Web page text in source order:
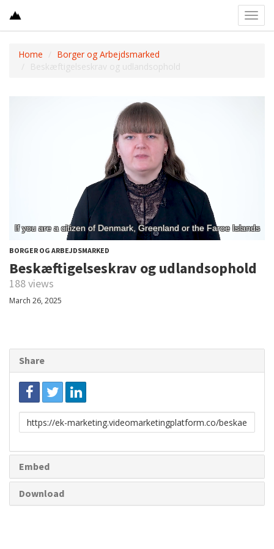
Home
Borger og Arbejdsmarked
Beskæftigelseskrav og udlandsophold
BORGER OG ARBEJDSMARKED
Beskæftigelseskrav og udlandsophold
188 views
March 26, 2025
Share
Link
to
Embed
Download